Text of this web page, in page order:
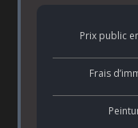
Prix public
Frais